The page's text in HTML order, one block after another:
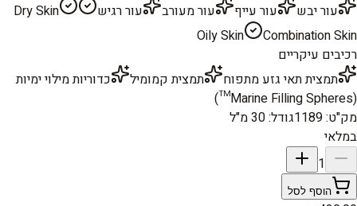
עור יבש
עור עייף עור מעורב עור רגיש
Dry Skin
Oily Skin
Combination Skin
רכיבים עיקריים
תמצית תאי גזע מתפוח
תמצית קמומיל
כדוריות מילוי ימיות
(Marine Filling Spheres™)
מק"ט:
1189גודל:30 מ"ל
במלאי
1
הוסף לסל